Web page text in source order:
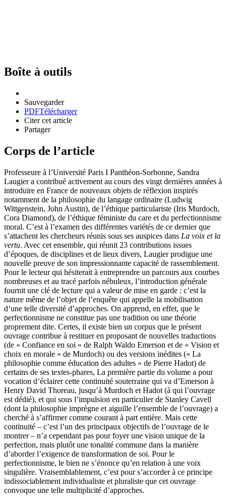
Boîte à outils
Sauvegarder
PDFTélécharger
Citer cet article
Partager
Corps de l’article
Professeure à l’Université Paris I Panthéon-Sorbonne, Sandra
Laugier a contribué activement au cours des vingt dernières années à
introduire en France de nouveaux objets de réflexion inspirés
notamment de la philosophie du langage ordinaire (Ludwig
Wittgenstein, John Austin), de l’éthique particulariste (Iris Murdoch,
Cora Diamond), de l’éthique féministe du care et du perfectionnisme
moral. C’est à l’examen des différentes variétés de ce dernier que
s’attachent les chercheurs réunis sous ses auspices dans La voix et la
vertu. Avec cet ensemble, qui réunit 23 contributions issues
d’époques, de disciplines et de lieux divers, Laugier prodigue une
nouvelle preuve de son impressionnante capacité de rassemblement.
Pour le lecteur qui hésiterait à entreprendre un parcours aux courbes
nombreuses et au tracé parfois nébuleux, l’introduction générale
fournit une clé de lecture qui a valeur de mise en garde : c’est la
nature même de l’objet de l’enquête qui appelle la mobilisation
d’une telle diversité d’approches. On apprend, en effet, que le
perfectionnisme ne constitue pas une tradition ou une théorie
proprement dite. Certes, il existe bien un corpus que le présent
ouvrage contribue à restituer en proposant de nouvelles traductions
(de « Confiance en soi » de Ralph Waldo Emerson et de « Vision et
choix en morale » de Murdoch) ou des versions inédites (« La
philosophie comme éducation des adultes » de Pierre Hadot) de
certains de ses textes-phares, La première partie du volume a pour
vocation d’éclairer cette continuité souterraine qui va d’Emerson à
Henry David Thoreau, jusqu’à Murdoch et Hadot (à qui l’ouvrage
est dédié), et qui sous l’impulsion en particulier de Stanley Cavell
(dont la philosophie imprègne et aiguille l’ensemble de l’ouvrage) a
cherché à s’affirmer comme courant à part entière. Mais cette
continuité – c’est l’un des principaux objectifs de l’ouvrage de le
montrer – n’a cependant pas pour foyer une vision unique de la
perfection, mais plutôt une tonalité commune dans la manière
d’aborder l’exigence de transformation de soi. Pour le
perfectionnisme, le bien ne s’énonce qu’en relation à une voix
singulière. Vraisemblablement, c’est pour s’accorder à ce principe
indissociablement individualiste et pluraliste que cet ouvrage
convoque une telle multiplicité d’approches.